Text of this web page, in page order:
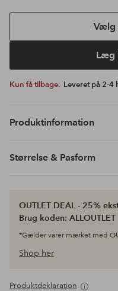
Vælg
Læg
Kun få tilbage. Leveret på 2-4
Produktinformation
Størrelse & Pasform
OUTLET DEAL - 25%
Brug koden: ALLOUTLET
*Gælder varer mærket med
Shop her
Produktdeklaration